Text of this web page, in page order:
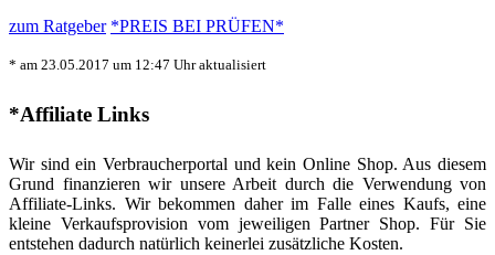
zum Ratgeber *PREIS BEI PRÜFEN*
* am 23.05.2017 um 12:47 Uhr aktualisiert
*Affiliate Links
Wir sind ein Verbraucherportal und kein Online Shop. Aus diesem
Grund finanzieren wir unsere Arbeit durch die Verwendung von
Affiliate-Links. Wir bekommen daher im Falle eines Kaufs, eine
kleine Verkaufsprovision vom jeweiligen Partner Shop. Für Sie
entstehen dadurch natürlich keinerlei zusätzliche Kosten.